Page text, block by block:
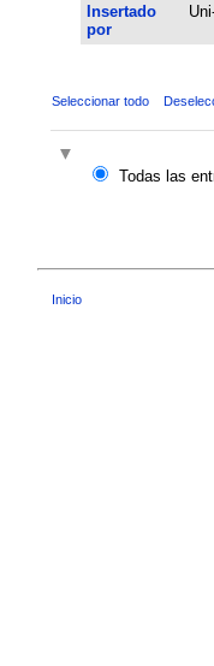
Insertado
por
Seleccionar todo
Todas las
Inicio